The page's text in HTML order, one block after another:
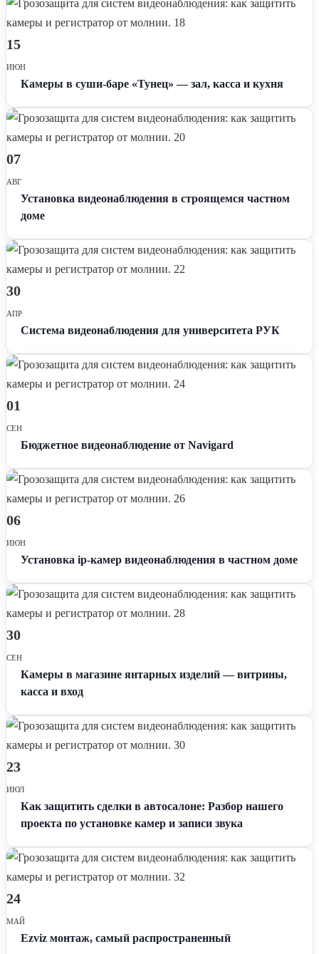
15
ИЮН
Камеры в суши-баре «Тунец» — зал, касса и кухня
07
АВГ
Установка видеонаблюдения в строящемся частном
доме
30
АПР
Система видеонаблюдения для университета РУК
01
СЕН
Бюджетное видеонаблюдение от Navigard
06
ИЮН
Установка ip-камер видеонаблюдения в частном доме
30
СЕН
Камеры в магазине янтарных изделий — витрины,
касса и вход
23
ИЮЛ
Как защитить сделки в автосалоне: Разбор нашего
проекта по установке камер и записи звука
24
МАЙ
Ezviz монтаж, самый распространенный